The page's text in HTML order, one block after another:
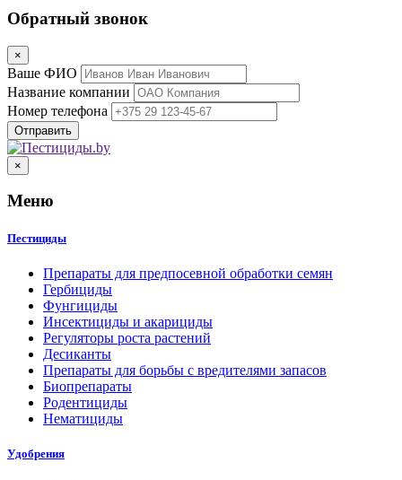
Обратный звонок
×
Ваше ФИО
Название компании
Номер телефона
×
Меню
Пестициды
Препараты для предпосевной обработки семян
Гербициды
Фунгициды
Инсектициды и акарициды
Регуляторы роста растений
Десиканты
Препараты для борьбы с вредителями запасов
Биопрепараты
Родентициды
Нематициды
Удобрения